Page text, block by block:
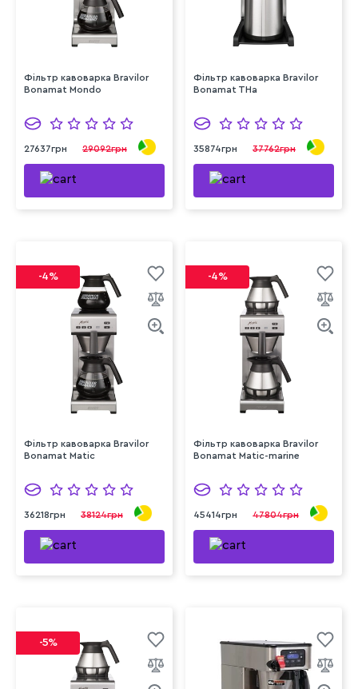
Фільтр кавоварка Bravilor
Bonamat Mondo
27637грн 29092грн
Фільтр кавоварка Bravilor
Bonamat THa
35874грн 37762грн
-4%
Фільтр кавоварка Bravilor
Bonamat Matic
36218грн 38124грн
-4%
Фільтр кавоварка Bravilor
Bonamat Matic-marine
45414грн 47804грн
-5%